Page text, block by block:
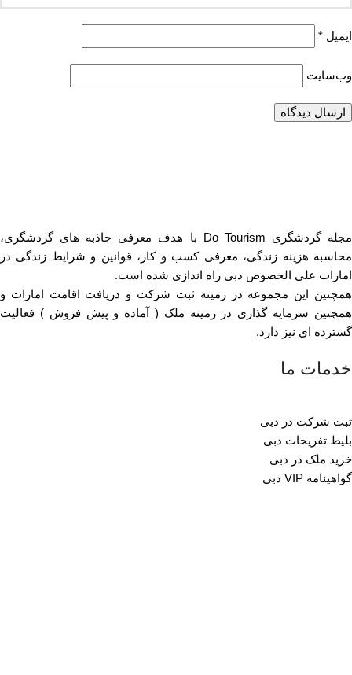
ایمیل *
وب‌سایت
مجله گردشگری Do Tourism با هدف معرفی جاذبه های گردشگری،
محاسبه هزینه زندگی، معرفی کسب و کار، قوانین و شرایط زندگی در
امارات علی الخصوص دبی راه اندازی شده است.
همچنین این مجموعه در زمینه ثبت شرکت و دریافت اقامت امارات و
همچنین سرمایه گذاری در زمینه ملک ( آماده و پیش فروش ) فعالیت
گسترده ای نیز دارد.
خدمات ما
ثبت شرکت در دبی
بلیط تفریحات دبی
خرید ملک در دبی
گواهینامه VIP دبی